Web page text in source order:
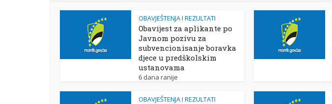
OBAVJEŠTENJA I REZULTATI
Obavijest za aplikante po
Javnom pozivu za
subvencionisanje boravka
djece u predškolskim
ustanovama
6 dana ranije
OBAVJEŠTENJA I REZULTATI